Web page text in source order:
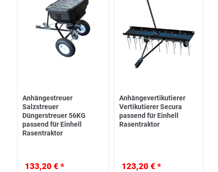
Anhängestreuer
Salzstreuer
Düngerstreuer 56KG
passend für Einhell
Rasentraktor
133,20 € *
Anhängevertikutierer
Vertikutierer Secura
passend für Einhell
Rasentraktor
123,20 € *